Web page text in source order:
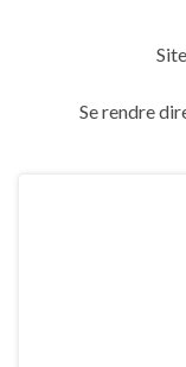
Se rendre